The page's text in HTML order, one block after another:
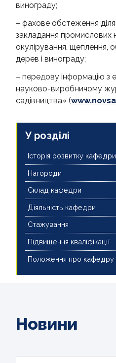
КОНТАКТИ
винограду;
– фахове обстеження
закладання промислових
окулірування, щеплення,
дерев і винограду;
– передову інформацію з
науково-виробничому
садівництва» (
У розділі
Історія розвитку кафедри
Нагороди
Склад кафедри
Діяльність кафедри
Стажування
Підвищення кваліфікації
Положення про кафедру
Новини